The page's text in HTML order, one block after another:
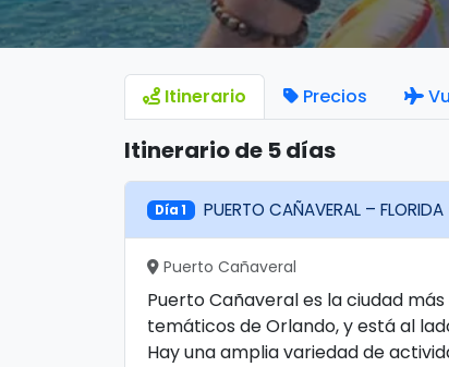
Itinerario Precios
Itinerario de 5 días
Día 1 PUERTO CAÑAVERAL – FLORIDA
Puerto Cañaveral
Puerto Cañaveral es la ciudad
temáticos de Orlando, y está al
Hay una amplia variedad de